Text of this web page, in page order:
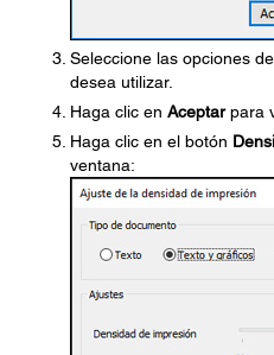
Seleccione las opciones
desea utilizar.
Haga clic en Aceptarpara
Haga clic en el botón
ventana: